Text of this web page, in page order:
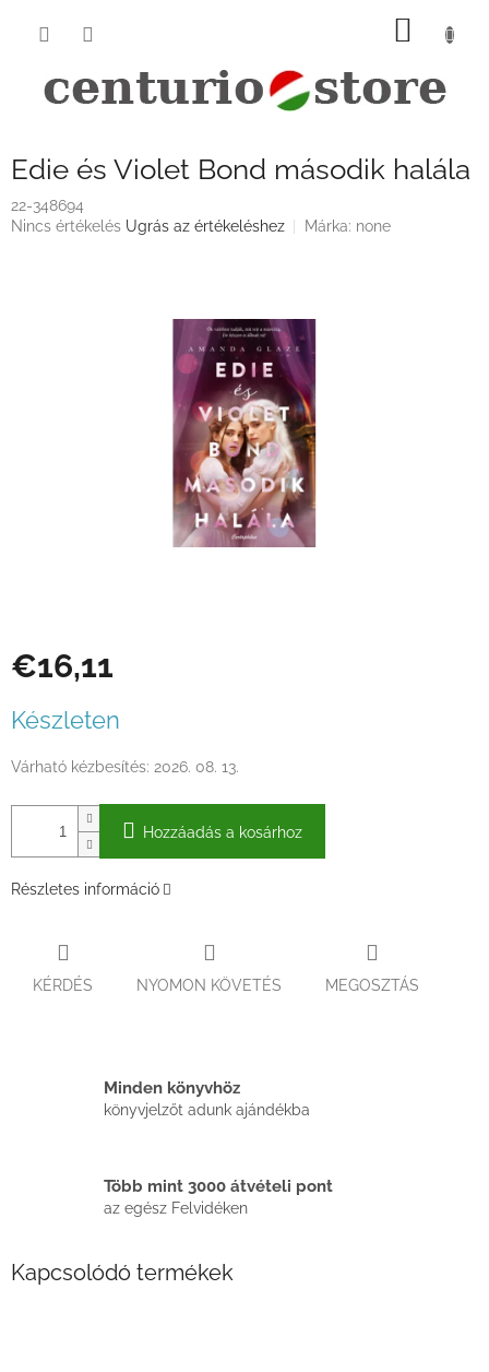
KOSÁR
Edie és Violet Bond második halála
22-348694
A
Nincs értékelés Ugrás az értékeléshez Márka: none
€16,11
Készleten
Várható kézbesítés: 2026. 08. 13.
Hozzáadás a kosárhoz
Részletes információ
KÉRDÉS NYOMON KÖVETÉS MEGOSZTÁS
Minden könyvhöz
könyvjelzőt adunk ajándékba
Több mint 3000 átvételi pont
az egész Felvidéken
Kapcsolódó termékek